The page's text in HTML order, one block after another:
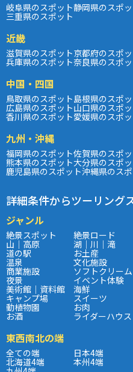
岐阜県のスポット静岡県のスポ
三重県のスポット
近畿
滋賀県のスポット京都府のスポ
兵庫県のスポット奈良県のスポ
中国・四国
鳥取県のスポット島根県のスポ
広島県のスポット山口県のスポ
香川県のスポット愛媛県のスポ
九州・沖縄
福岡県のスポット佐賀県のスポ
熊本県のスポット大分県のスポ
鹿児島県のスポット沖縄県のス
詳細条件からツーリング
ジャンル
絶景スポット 絶景ロード
山｜高原 湖｜川｜滝
道の駅 お土産
温泉 文化施設
商業施設 ソフトクリーム
夜景 イベント体験
美術館｜資料館 海鮮
キャンプ場 スイーツ
動植物園 お肉
お酒 ライダーハウス
東西南北の端
全ての端 日本4端
北海道4端 本州4端